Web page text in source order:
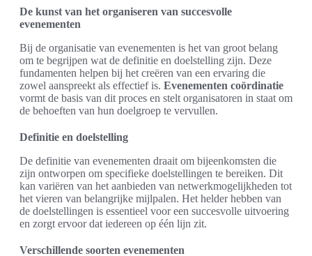
De kunst van het organiseren van succesvolle
evenementen
Bij de organisatie van evenementen is het van groot belang
om te begrijpen wat de definitie en doelstelling zijn. Deze
fundamenten helpen bij het creëren van een ervaring die
zowel aanspreekt als effectief is. Evenementen coördinatie
vormt de basis van dit proces en stelt organisatoren in staat om
de behoeften van hun doelgroep te vervullen.
Definitie en doelstelling
De definitie van evenementen draait om bijeenkomsten die
zijn ontworpen om specifieke doelstellingen te bereiken. Dit
kan variëren van het aanbieden van netwerkmogelijkheden tot
het vieren van belangrijke mijlpalen. Het helder hebben van
de doelstellingen is essentieel voor een succesvolle uitvoering
en zorgt ervoor dat iedereen op één lijn zit.
Verschillende soorten evenementen